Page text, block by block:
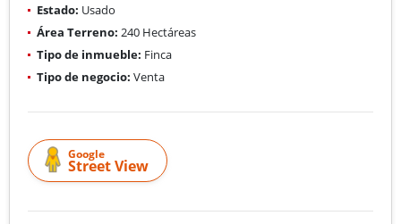
Estado: Usado
Área Terreno: 240 Hectáreas
Tipo de inmueble: Finca
Tipo de negocio: Venta
Google
Street View